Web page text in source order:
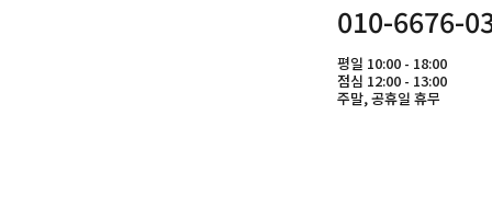
010-6676-
평일 10:00 - 18:00
점심 12:00 - 13:00
주말, 공휴일 휴무